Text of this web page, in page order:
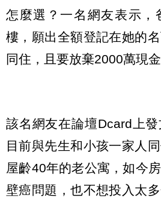
怎麼選？一名網友表示，
樓，願出全額登記在她的
同住，且要放棄2000萬現
該名網友在論壇Dcard上
目前與先生和小孩一家人
屋齡40年的老公寓，如今
壁癌問題，也不想投入太